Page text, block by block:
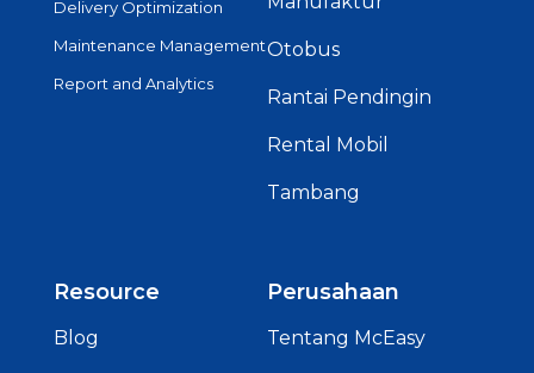
Delivery Optimization
Maintenance Management
Report and Analytics
Otobus
Rantai Pendingin
Rental Mobil
Tambang
Resource
Blog
Perusahaan
Tentang McEasy